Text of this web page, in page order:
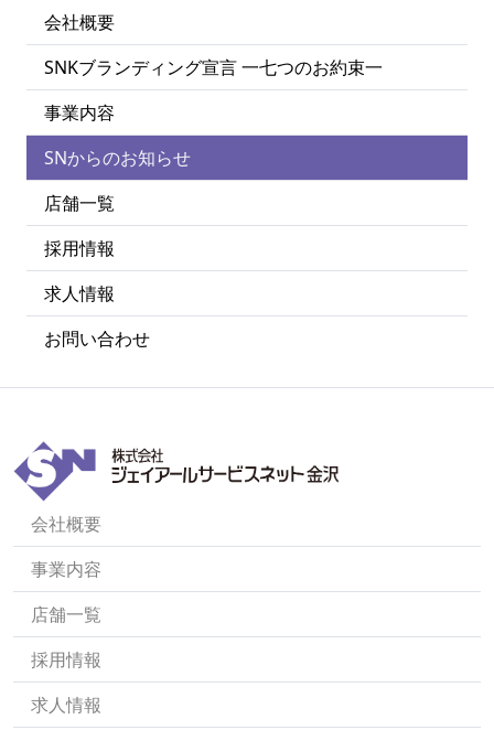
会社概要
SNKブランディング宣言 一七つのお約束一
事業内容
SNからのお知らせ
店舗一覧
採用情報
求人情報
お問い合わせ
会社概要
事業内容
店舗一覧
採用情報
求人情報